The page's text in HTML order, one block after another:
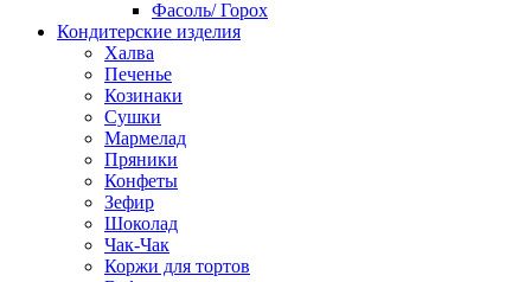
Фасоль/ Горох
Кондитерские изделия
Халва
Печенье
Козинаки
Сушки
Мармелад
Пряники
Конфеты
Зефир
Шоколад
Чак-Чак
Коржи для тортов